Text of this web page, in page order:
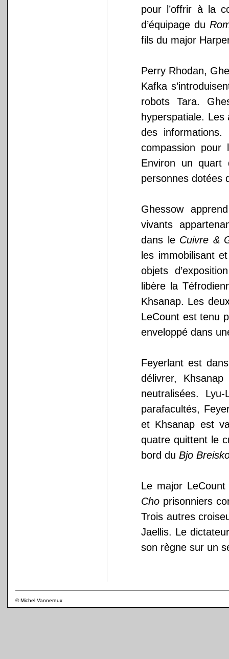
pour l’offrir à la
d’équipage du
fils du major
Perry Rhodan,
Kafka
robots Tara.
hyperspatiale.
des informations.
compassion pour
Environ un quart
personnes dotées
Ghessow
vivants
dans le Cuivre &
les immobilisant
objets
libère la
Khsanap. Les
LeCount est tenu
enveloppé dans
Feyerlant est
délivrer,
neutralisées.
parafacultés,
et Khsanap est
quatre quittent le
bord du Bjo
Le major
Cho prisonniers
Trois autres
Jaellis. Le
son règne sur un
© Michel Vannereux